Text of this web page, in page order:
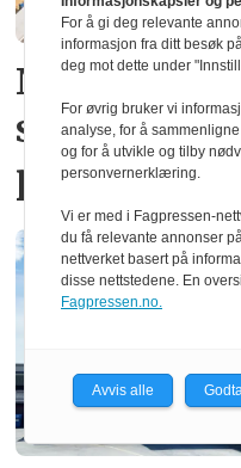
Ny norsk
stoffer i
produksjon
For å gi deg relevante
informasjon fra ditt besøk
deg mot dette under
For øvrig bruker vi
analyse, for å
og for å utvikle og tilby
personvernerklæring.
Vi er med i Fagpressen-
du få relevante annonser
nettverket basert på
disse nettstedene. En
Fagpressen.no.
Avvis alle